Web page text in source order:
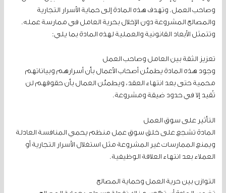
وصاحب العمل. وتهدف هذه المادة إلى حماية الأسرار التجارية
والمصالح المشروعة دون الإخلال بحرية العامل في ممارسة عمله.
وتتمثل الأبعاد القانونية والعملية لهذه المادة بما يلي:
تعزيز الثقة بين العامل وصاحب العمل
وجود هذه المادة يطمئن أصحاب الأعمال بأن أسرارهم وبياناتهم
محمية حتى بعد انتهاء العقد، ويطمئن العمال بأن حقوقهم لن
تُقيد إلا في حدود ضيقة ومشروعة.
التأثير على سوق العمل
المادة تشجع على خلق سوق عمل منظم يحمي المنافسة العادلة
ويمنع الممارسات غير المشروعة مثل استغلال الأسرار التجارية أو
العملاء بعد انتهاء العلاقة الوظيفية.
التوازن بين حرية العمل وحماية المصالح